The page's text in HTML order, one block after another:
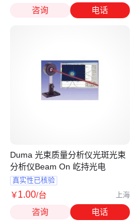
咨询 电话
Duma 光束质量分析仪光斑光束
分析仪Beam On 屹持光电
真实性已核验
￥1.00/台 上海
咨询 电话